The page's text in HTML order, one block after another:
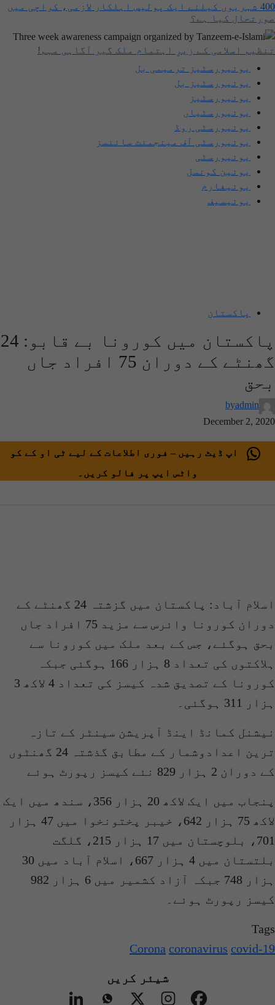
400 شہریوں کیلئے ایک پولیس اہلکار لازمی، کراچی میں
صورتحال کیا ہے؟
تنظیم اسلامی کے زیرِ اہتمام ملک گیر آگاہی مہم!
یونیورسٹیز ترمیمی بل
یونیورسٹیز بل
یونیورسٹیز
یونیورسٹیاں
یونیورسٹی روڈ
یونیورسٹی آف مینجمنٹ سائنسز
یونیورسٹی
یونین کونسل
یونیفارم
یونیسیف
پاکستان
پاکستان میں کورونا بے قابو: 24
گھنٹے کے دوران 75 افراد جاں
بحق
byadmin
December 2, 2020
اپ ڈیٹ رہیں – فوری اطلاعات کے لیے ٹی او کے کو
واٹس ایپ پر فالو کریں۔
اسلام آباد: پاکستان میں گزشتہ 24 گھنٹے کے
دوران کورونا وائرس سے مزید 75 افراد جاں
بحق ہوگئے، جس کے بعد ملک میں کورونا سے
ہلاکتوں کی تعداد 8 ہزار 166 ہوگئی جبکہ
کورونا کے تصدیق شدہ کیسز کی تعداد 4 لاکھ 3
ہزار 311 ہوگئی۔
نیشنل کمانڈ اینڈ آپریشن سینٹر کے تازہ
ترین اعدادوشمار کے مطابق گذشتہ 24 گھنٹوں
کے دوران 2 ہزار 829 نئے کیسز رپورٹ ہوئے
پنجاب میں ایک لاکھ 20 ہزار 356، سندھ میں ایک
لاکھ 75 ہزار 642، خیبر پختونخوا میں 47 ہزار
701، بلوچستان میں 17 ہزار 215، گلگت
بلتستان میں 4 ہزار 667، اسلام آباد میں 30
ہزار 748 جبکہ آزاد کشمیر میں 6 ہزار 982
کیسز رپورٹ ہوئے۔
Tags
Corona coronavirus covid-19
شیئر کریں